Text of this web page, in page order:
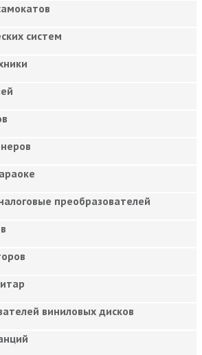
систем
преобразователей
виниловых дисков